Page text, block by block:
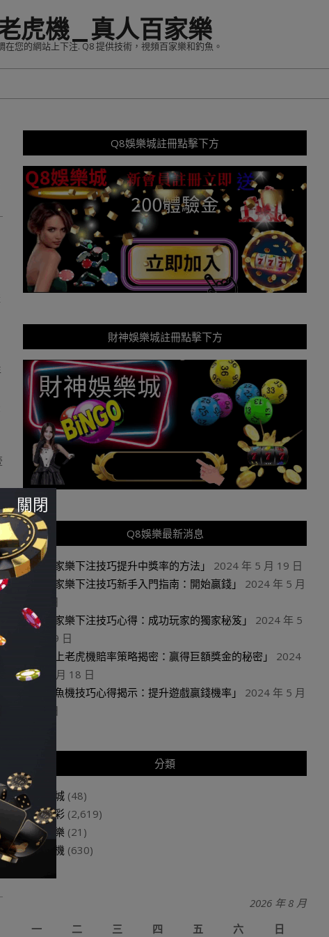
虎機_真人百家樂
您的網站上下注. Q8 提供技術，視頻百家樂和釣魚。
Q8娛樂城註冊點擊下方
財神娛樂城註冊點擊下方
Q8娛樂最新消息
「百家樂下注技巧提升中獎率的方法」
2024 年 5 月 19 日
「百家樂下注技巧新手入門指南：開始贏錢」
2024 年 5 月
19 日
「百家樂下注技巧心得：成功玩家的獨家秘笈」
2024 年 5
月 19 日
「線上老虎機賠率策略揭密：贏得巨額獎金的秘密」
2024
年 5 月 18 日
「捕魚機技巧心得揭示：提升遊戲贏錢機率」
2024 年 5 月
18 日
分類
娛樂城 (48)
玩運彩 (2,619)
百家樂 (21)
老虎機 (630)
2026 年 8 月
一
二 三 四 五 六 日
關閉